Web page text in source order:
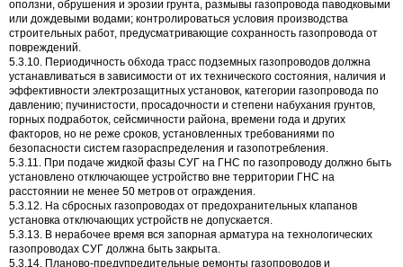
оползни, обрушения и эрозии грунта, размывы газопровода паводковыми
или дождевыми водами; контролироваться условия производства
строительных работ, предусматривающие сохранность газопровода от
повреждений.
5.3.10. Периодичность обхода трасс подземных газопроводов должна
устанавливаться в зависимости от их технического состояния, наличия и
эффективности электрозащитных установок, категории газопровода по
давлению; пучинистости, просадочности и степени набухания грунтов,
горных подработок, сейсмичности района, времени года и других
факторов, но не реже сроков, установленных требованиями по
безопасности систем газораспределения и газопотребления.
5.3.11. При подаче жидкой фазы СУГ на ГНС по газопроводу должно быть
установлено отключающее устройство вне территории ГНС на
расстоянии не менее 50 метров от ограждения.
5.3.12. На сбросных газопроводах от предохранительных клапанов
установка отключающих устройств не допускается.
5.3.13. В нерабочее время вся запорная арматура на технологических
газопроводах СУГ должна быть закрыта.
5.3.14. Планово-предупредительные ремонты газопроводов и